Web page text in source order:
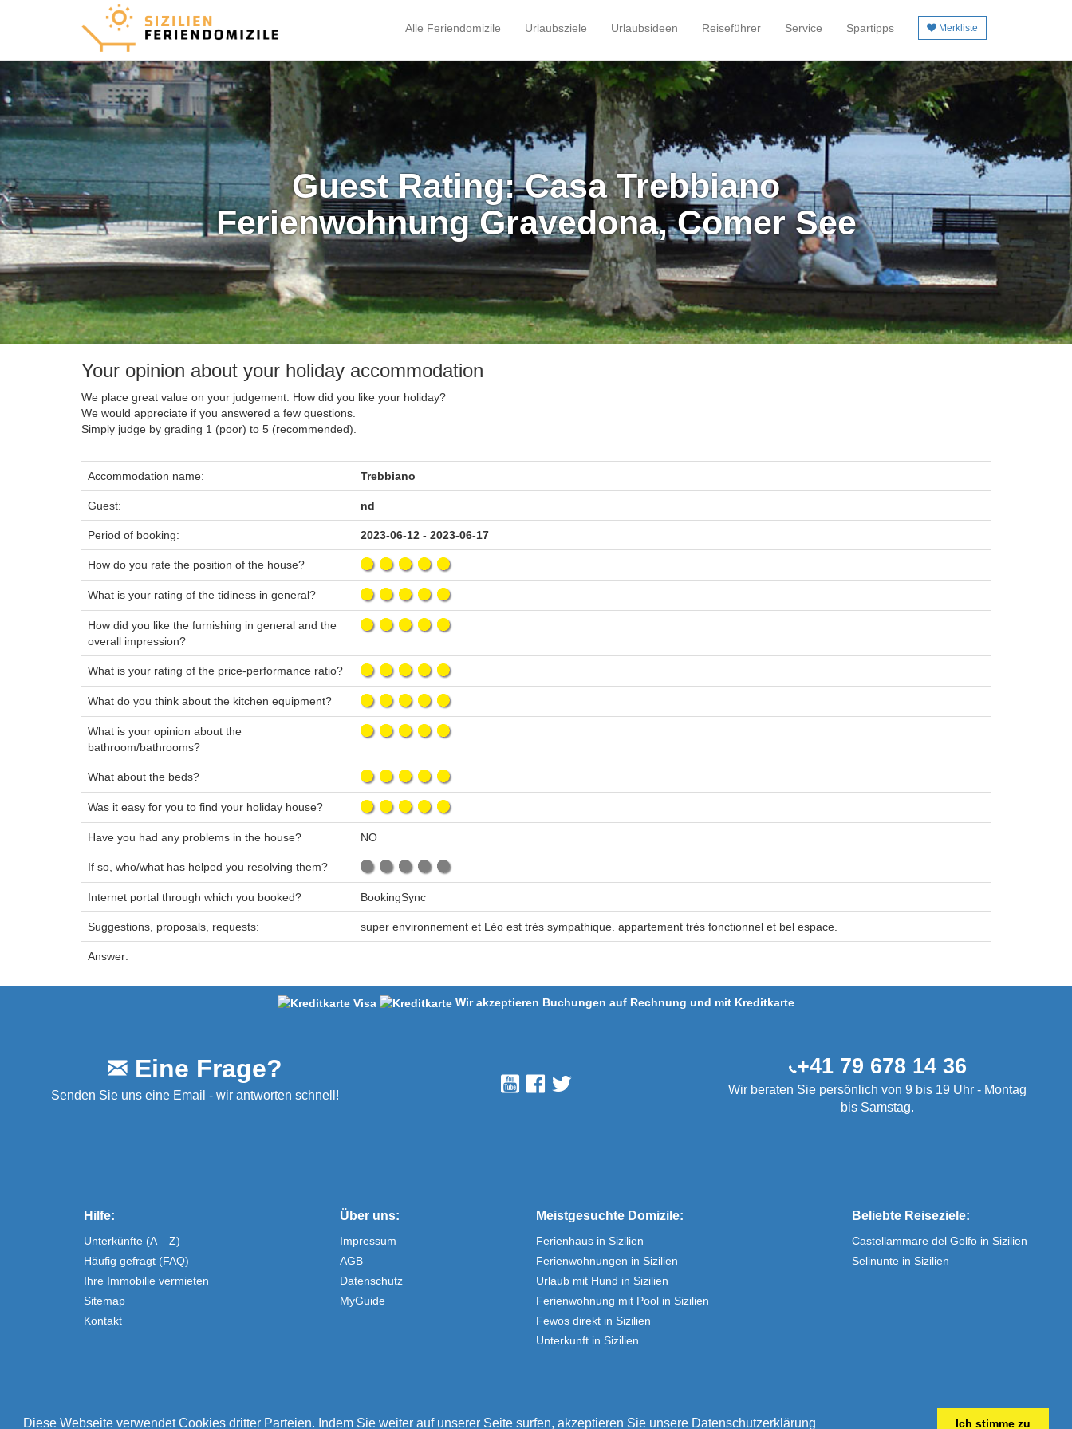
Diese Webseite verwendet Cookies dritter Parteien. Indem Sie weiter auf unserer Seite surfen, akzeptieren Sie unsere Datenschutzerklärung Ich stimme zu
Alle Feriendomizile Urlaubsziele Urlaubsideen Reiseführer Service Spartipps Merkliste
Guest Rating: Casa Trebbiano
Ferienwohnung Gravedona, Comer See
Your opinion about your holiday accommodation
We place great value on your judgement. How did you like your holiday?
We would appreciate if you answered a few questions.
Simply judge by grading 1 (poor) to 5 (recommended).
Accommodation name: Trebbiano
Guest: nd
Period of booking: 2023-06-12 - 2023-06-17
How do you rate the position of the house?
What is your rating of the tidiness in general?
How did you like the furnishing in general and the
overall impression?
What is your rating of the price-performance ratio?
What do you think about the kitchen equipment?
What is your opinion about the
bathroom/bathrooms?
What about the beds?
Was it easy for you to find your holiday house?
Have you had any problems in the house? NO
If so, who/what has helped you resolving them?
Internet portal through which you booked? BookingSync
Suggestions, proposals, requests: super environnement et Léo est très sympathique. appartement très fonctionnel et bel espace.
Answer:
Wir akzeptieren Buchungen auf Rechnung und mit Kreditkarte
Eine Frage?
Senden Sie uns eine Email - wir antworten schnell!
+41 79 678 14 36
Wir beraten Sie persönlich von 9 bis 19 Uhr - Montag
bis Samstag.
Hilfe:
Unterkünfte (A – Z)
Häufig gefragt (FAQ)
Ihre Immobilie vermieten
Sitemap
Kontakt
Über uns:
Impressum
AGB
Datenschutz
MyGuide
Meistgesuchte Domizile:
Ferienhaus in Sizilien
Ferienwohnungen in Sizilien
Urlaub mit Hund in Sizilien
Ferienwohnung mit Pool in Sizilien
Fewos direkt in Sizilien
Unterkunft in Sizilien
Beliebte Reiseziele:
Castellammare del Golfo in Sizilien
Selinunte in Sizilien